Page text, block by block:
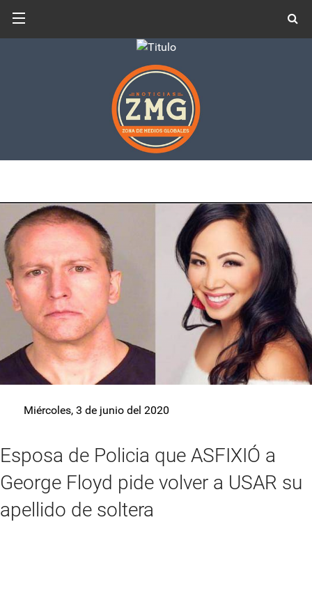
Miércoles, 3 de junio del 2020
Esposa de Policia que ASFIXIÓ a
George Floyd pide volver a USAR su
apellido de soltera